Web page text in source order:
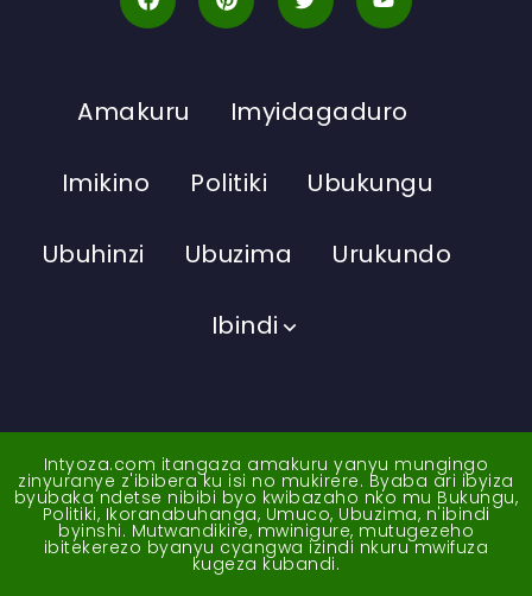
Amakuru Imyidagaduro
Imikino Politiki Ubukungu
Ubuhinzi Ubuzima Urukundo
Ibindi
Intyoza.com itangaza amakuru yanyu mungingo
zinyuranye z'ibibera ku isi no mukirere. Byaba ari ibyiza
byubaka ndetse nibibi byo kwibazaho nko mu Bukungu,
Politiki, Ikoranabuhanga, Umuco, Ubuzima, n'ibindi
byinshi. Mutwandikire, mwinigure, mutugezeho
ibitekerezo byanyu cyangwa izindi nkuru mwifuza
kugeza kubandi.